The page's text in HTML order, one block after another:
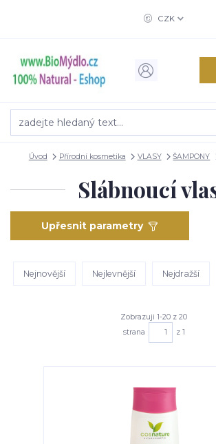
CZK
Úvod Přírodní kosmetika VLASY ŠAMPONY
Slábnoucí
Upřesnit parametry
Nejnovější Nejlevnější Nejdražší
Zobrazuji 1-20 z 20
strana
z 1